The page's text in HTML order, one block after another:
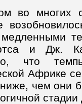
во многих
медленными
и Дж.
что
Африке
чем они